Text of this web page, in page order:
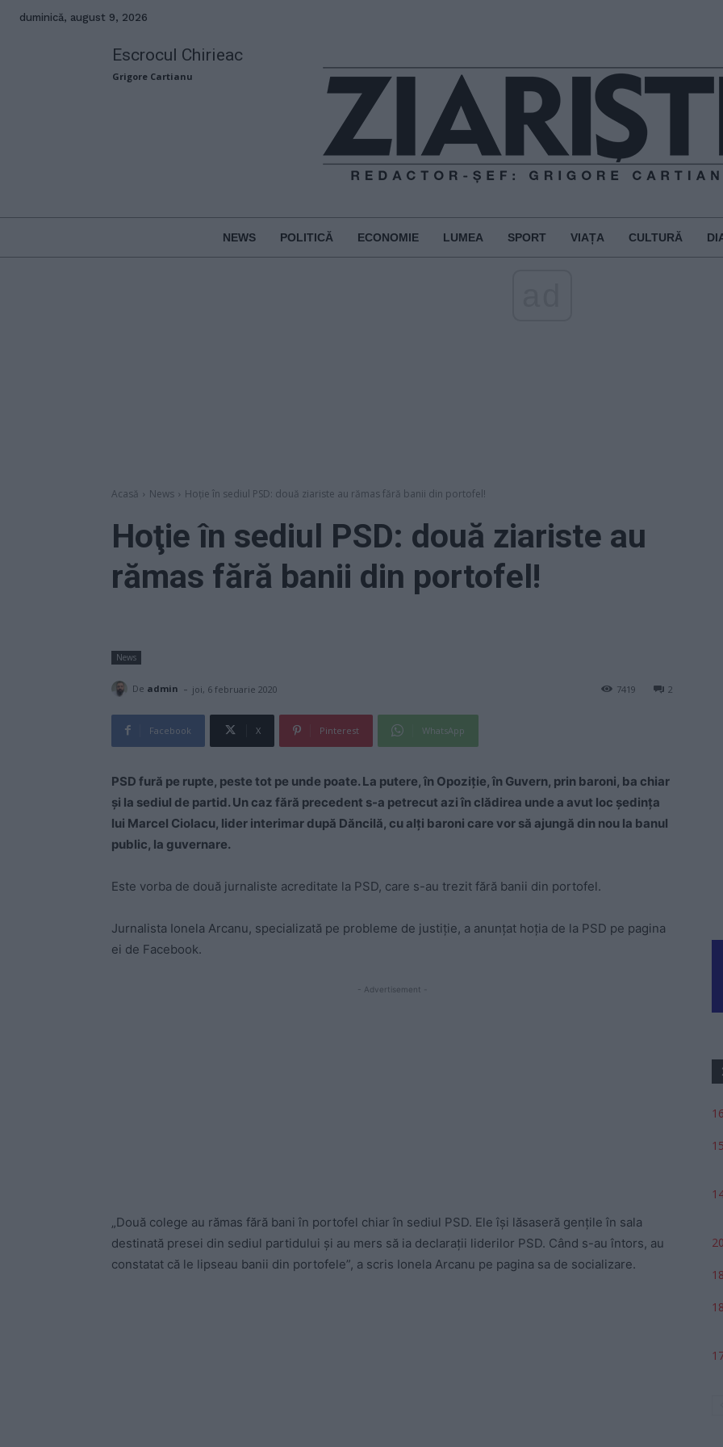
duminică, august 9, 2026
Escrocul Chirieac
Grigore Cartianu
NEWS POLITICĂ ECONOMIE LUMEA SPORT VIAȚA CULTURĂ
Acasă News Hoţie în sediul PSD: două ziariste au rămas fără banii din portofel!
Hoţie în sediul PSD: două ziariste au
rămas fără banii din portofel!
News
De admin - joi, 6 februarie 2020 2
7419
Facebook X Pinterest WhatsApp
PSD fură pe rupte, peste tot pe unde poate. La putere, în Opoziţie, în Guvern, prin baroni, ba chiar
şi la sediul de partid. Un caz fără precedent s-a petrecut azi în clădirea unde a avut loc şedinţa
lui Marcel Ciolacu, lider interimar după Dăncilă, cu alţi baroni care vor să ajungă din nou la banul
public, la guvernare.
Este vorba de două jurnaliste acreditate la PSD, care s-au trezit fără banii din portofel.
Jurnalista Ionela Arcanu, specializată pe probleme de justiţie, a anunţat hoţia de la PSD pe pagina
ei de Facebook.
- Advertisement -
„Două colege au rămas fără bani în portofel chiar în sediul PSD. Ele îşi lăsaseră genţile în sala
destinată presei din sediul partidului şi au mers să ia declaraţii liderilor PSD. Când s-au întors, au
constatat că le lipseau banii din portofele”, a scris Ionela Arcanu pe pagina sa de socializare.